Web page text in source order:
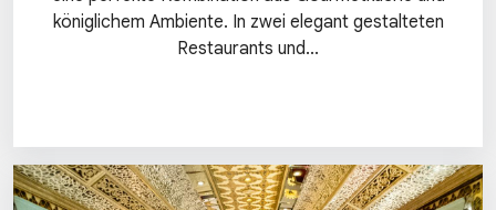
königlichem Ambiente. In zwei elegant gestalteten
Restaurants und...